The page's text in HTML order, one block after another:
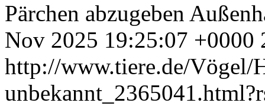
Pärchen abzugeben
Nov 2025 19:25:07 +0000
http://www.tiere.de/Vögel/